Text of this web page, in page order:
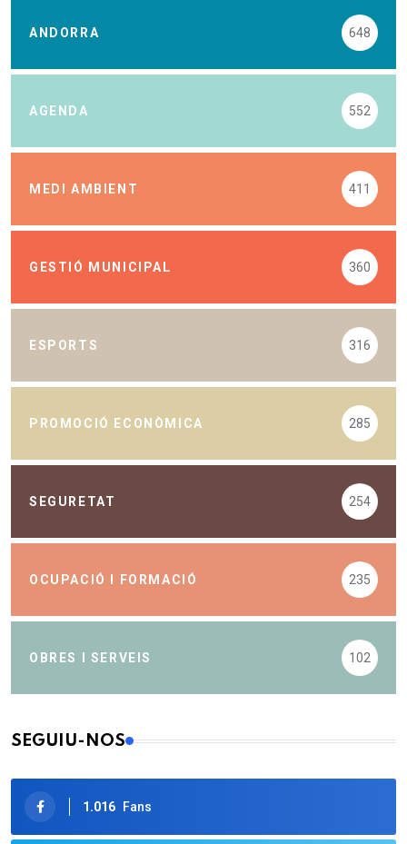
ANDORRA 648
AGENDA 552
MEDI AMBIENT 411
GESTIÓ MUNICIPAL 360
ESPORTS 316
PROMOCIÓ ECONÒMICA 285
SEGURETAT 254
OCUPACIÓ I FORMACIÓ 235
OBRES I SERVEIS 102
SEGUIU-NOS
1.016 Fans